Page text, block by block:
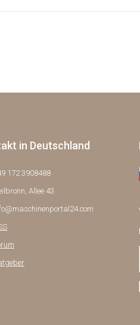
in Deutschland
172 3908488
Allee 43